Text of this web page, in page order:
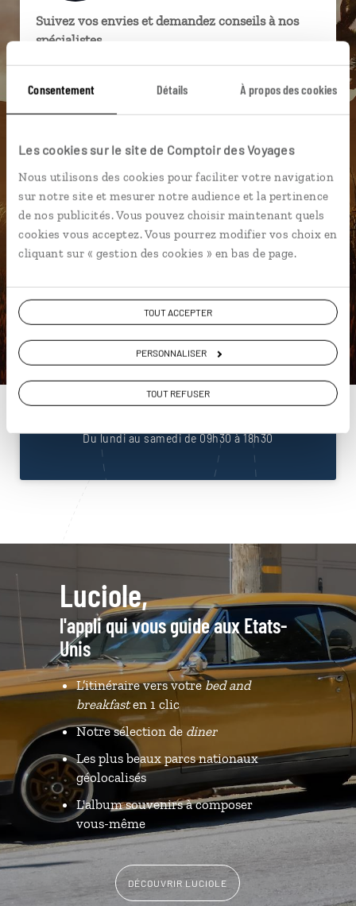
Consentement Détails À propos des cookies
Les cookies sur le site de Comptoir des Voyages
Nous utilisons des cookies pour faciliter votre navigation
sur notre site et mesurer notre audience et la pertinence
de nos publicités. Vous pouvez choisir maintenant quels
cookies vous acceptez. Vous pourrez modifier vos choix en
cliquant sur « gestion des cookies » en bas de page.
TOUT ACCEPTER
PERSONNALISER
TOUT REFUSER
Suivez vos envies et demandez conseils à nos
spécialistes
près de vos envies et de la réalité du pays.
Échangez en face à face ou depuis nos studios
téléphone.
Vous gardez le même interlocuteur avant,
pendant et après votre voyage.
DEMANDER UN DEVIS
ou
Construisez votre voyage avec un spécialiste Etats-
Unis
01 85 08 23 53
Du lundi au samedi de 09h30 à 18h30
Luciole,
l'appli qui vous guide aux Etats-
Unis
L’itinéraire vers votrebed and
breakfasten 1 clic
Notre sélection de diner
Les plus beaux parcs nationaux
géolocalisés
L'album souvenirs à composer
vous-même
DÉCOUVRIR LUCIOLE